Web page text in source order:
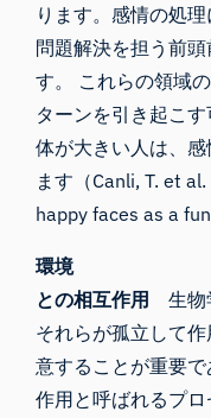
ります。感情の処
問題解決を担う前
す。 これらの領域
ターンを引き起こ
体が大きい人は、
ます（Canli, T. et
happy faces as a
環境
との相互作用 生物
それらが孤立して
意することが重要
作用と呼ばれるプ